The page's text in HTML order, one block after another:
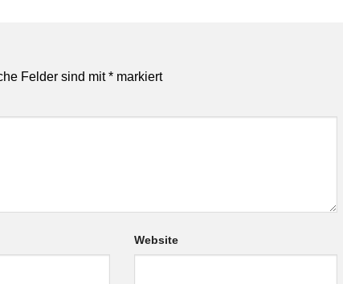
Felder sind mit* markiert
Website